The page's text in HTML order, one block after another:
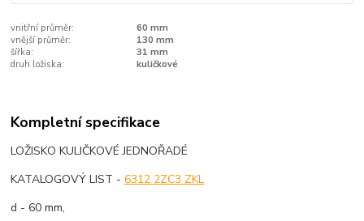
vnitřní průměr:
60 mm
vnější průměr:
130 mm
šířka:
31 mm
druh ložiska:
kuličkové
Kompletní specifikace
LOŽISKO KULIČKOVÉ JEDNOŘADÉ
KATALOGOVÝ LIST -6312 2ZC3 ZKL
d - 60 mm,